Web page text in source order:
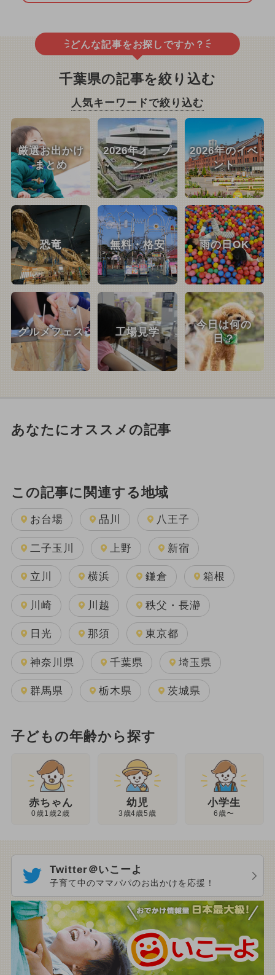
どんな記事をお探しですか？
千葉県の記事を絞り込む
人気キーワードで絞り込む
厳選お出かけ
まとめ
2026年オープ
ン
2026年のイベ
ント
恐竜 無料・格安 雨の日OK
グルメフェス 工場見学
今日は何の
日？
あなたにオススメの記事
この記事に関連する地域
お台場 品川 八王子
二子玉川 上野 新宿
立川 横浜 鎌倉 箱根
川崎 川越 秩父・長瀞
日光 那須 東京都
神奈川県 千葉県 埼玉県
群馬県 栃木県 茨城県
子どもの年齢から探す
赤ちゃん
0歳1歳2歳
幼児
3歳4歳5歳
小学生
6歳〜
Twitter＠いこーよ
子育て中のママパパのお出かけを応援！